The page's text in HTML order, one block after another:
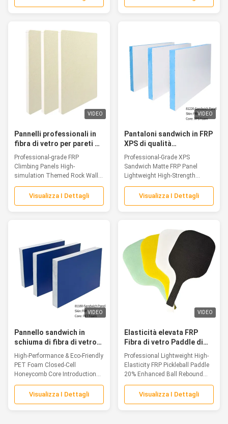
VIDEO
Pannelli professionali in
fibra di vetro per pareti da
arrampicata ad alta
simulazione a tema pareti
rocciose
Professional-grade FRP
Climbing Panels High-
simulation Themed Rock Walls
Introduction FRP...
Visualizza I Dettagli
VIDEO
Pantaloni sandwich in FRP
XPS di qualità
professionale Matte
leggero Alta resistenza
Professional-Grade XPS
Sandwich Matte FRP Panel
Lightweight High-Strength
Introduction Fiberglass...
Visualizza I Dettagli
VIDEO
Pannello sandwich in
schiuma di fibra di vetro
eco-compatibile
High-Performance & Eco-Friendly
PET Foam Closed-Cell
Honeycomb Core Introduction
As a new...
Visualizza I Dettagli
VIDEO
Elasticità elevata FRP
Fibra di vetro Paddle di
palla di pickleball 20%
migliorato rimbalzo della
palla
Professional Lightweight High-
Elasticity FRP Pickleball Paddle
20% Enhanced Ball Rebound...
Visualizza I Dettagli